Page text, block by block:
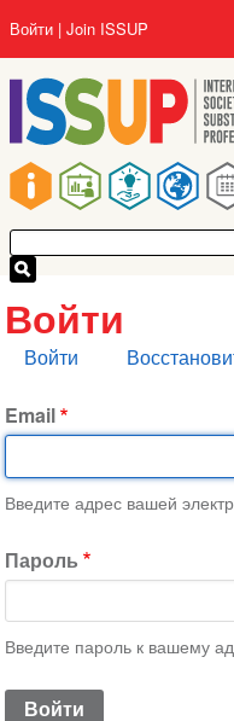
основному
содержанию
Main
navigation
User
account
menu
Войти Join ISSUP
Войти
Главные
Войти
Email
Введите адрес вашей
Пароль
Введите пароль к вашему